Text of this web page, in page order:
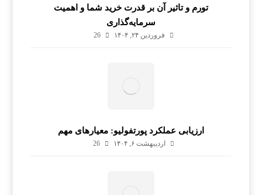
تورم و تاثیر آن بر قدرت خرید شما و اهمیت
سرمایه‌گذاری
فروردین ۲۴, ۱۴۰۴ 26
ارزیابی عملکرد پورتفولیو: معیارهای مهم
اردیبهشت ۶, ۱۴۰۴ 26